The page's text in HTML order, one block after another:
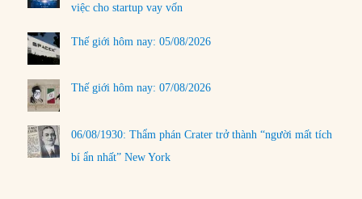
việc cho startup vay vốn
Thế giới hôm nay: 05/08/2026
Thế giới hôm nay: 07/08/2026
06/08/1930: Thẩm phán Crater trở thành “người mất tích
bí ẩn nhất” New York